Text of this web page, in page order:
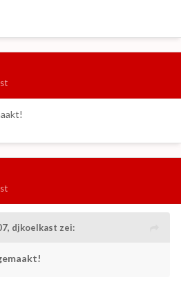
ik ben benieuwd of er in de
plaatsvinden.
djkoelkast zei: